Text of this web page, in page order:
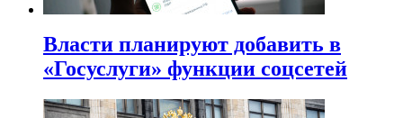
Власти планируют добавить в
«Госуслуги» функции соцсетей